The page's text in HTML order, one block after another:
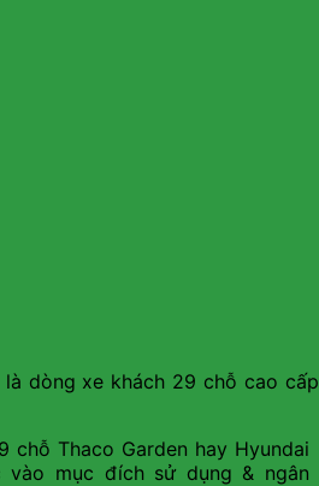
là dòng xe khách 29 chỗ cao
chỗ Thaco Garden hay Hyundai
vào mục đích sử dụng & ngân